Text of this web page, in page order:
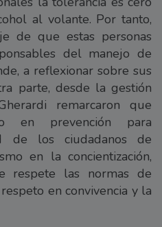
al volante. Por tanto,
de que estas personas
del manejo de
a reflexionar sobre sus
parte, desde la gestión
remarcaron que
en prevención para
de los ciudadanos de
en la concientización,
respete las normas de
en convivencia y la